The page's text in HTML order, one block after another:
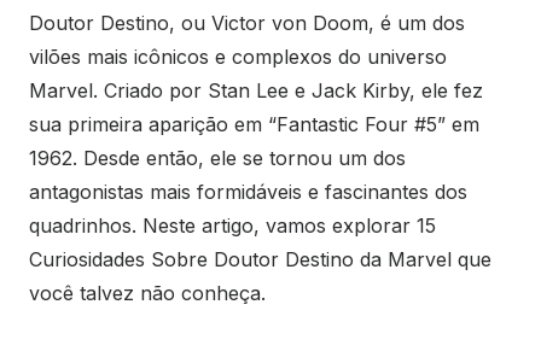
Doutor Destino, ou Victor von Doom, é um dos
vilões mais icônicos e complexos do universo
Marvel. Criado por Stan Lee e Jack Kirby, ele fez
sua primeira aparição em “Fantastic Four #5” em
1962. Desde então, ele se tornou um dos
antagonistas mais formidáveis e fascinantes dos
quadrinhos. Neste artigo, vamos explorar 15
Curiosidades Sobre Doutor Destino da Marvel que
você talvez não conheça.